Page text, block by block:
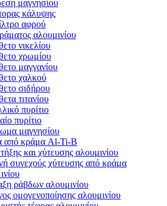
μαγνησίου
κάλυψης
αφρού
αλουμινίου
νικελίου
χρωμίου
μαγγανίου
χαλκού
σιδήρου
τιτανίου
πυρίτιο
πυρίτιο
μαγνησίου
από κράμα Al-Ti-B
και χύτευσης αλουμινίου
συνεχούς χύτευσης από κράμα
ράβδων αλουμινίου
ομογενοποίησης αλουμινίου